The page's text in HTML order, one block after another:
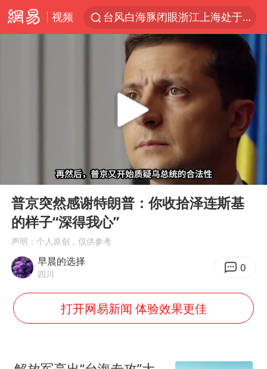
视频
台风白海豚闭眼浙江上海处于危险半圆
香港宏福苑火灾或由烟头引起
周末打虎 宋致远被查
白海豚将正面袭击贯穿浙江
浙江台州《告全体市民书》
多个明星演唱会取消
四川宜宾市珙县发生3.4级地震
刘浩存百花奖开幕式红裙起舞
店主称换“青海拉面”招牌后生意更好
泰国初中生饮弹自尽前开了26枪
张本智和：零封向鹏不意外
Play
08:53
普京突然感谢特朗普：你收拾泽连斯基
的样子“深得我心”
声明：个人原创，仅供参考
早晨的选择
四川 0
打开网易新闻 体验效果更佳